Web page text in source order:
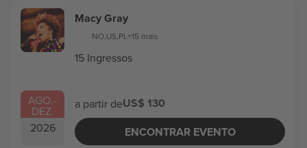
AGO.-
DEZ.
2026
Macy Gray
NO,US,PL+15 mais
15 Ingressos
a partir deUS$ 130
ENCONTRAR EVENTO